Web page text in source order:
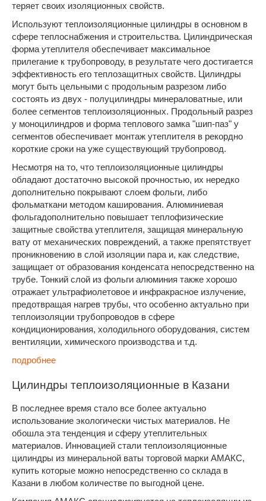
теряет своих изоляционных свойств.
Используют теплоизоляционные цилиндры в основном в
сфере теплоснабжения и строительства. Цилиндрическая
форма утеплителя обеспечивает максимальное
прилегание к трубопроводу, в результате чего достигается
эффективность его теплозащитных свойств. Цилиндры
могут быть цельными с продольным разрезом либо
состоять из двух - полуцилиндры минераловатные, или
более сегментов теплоизоляционных. Продольный разрез
у моноцилиндров и форма теплового замка "шип-паз" у
сегментов обеспечивает монтаж утеплителя в рекордно
короткие сроки на уже существующий трубопровод.
Несмотря на то, что теплоизоляционные цилиндры
обладают достаточно высокой прочностью, их нередко
дополнительно покрывают слоем фольги, либо
фольматкани методом каширования. Алюминиевая
фольгадополнительно повышает теплофизические
защитные свойства утеплителя, защищая минеральную
вату от механических повреждений, а также препятствует
проникновению в слой изоляции пара и, как следствие,
защищает от образования конденсата непосредственно на
трубе. Тонкий слой из фольги алюминия также хорошо
отражает ультрафиолетовое и инфракрасное излучение,
предотвращая нагрев трубы, что особенно актуально при
теплоизоляции трубопроводов в сфере
кондиционирования, холодильного оборудования, систем
вентиляции, химического производства и т.д.
подробнее
Цилиндры теплоизоляционные в Казани
В последнее время стало все более актуально
использование экологически чистых материалов. Не
обошла эта тенденция и сферу утеплительных
материалов. Инновацией стали теплоизоляционные
цилиндры из минеральной ваты торговой марки АМАКС,
купить которые можно непосредственно со склада в
Казани в любом количестве по выгодной цене.